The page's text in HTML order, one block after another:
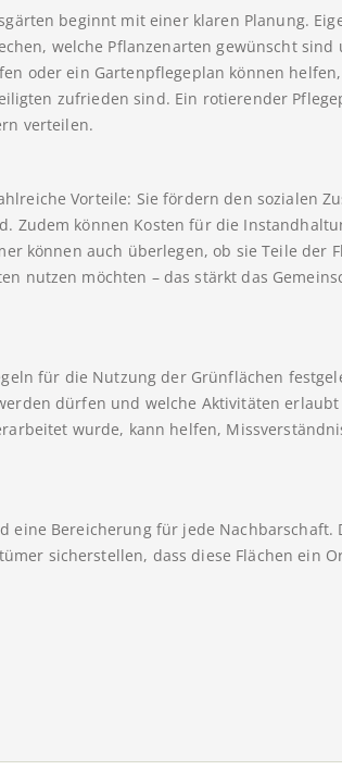
beginnt mit einer klaren Planung.
welche Pflanzenarten gewünscht sind
oder ein Gartenpflegeplan können
zufrieden sind. Ein rotierender
verteilen.
Vorteile: Sie fördern den sozialen
Zudem können Kosten für die
können auch überlegen, ob sie Teile der
nutzen möchten – das stärkt das
für die Nutzung der Grünflächen
dürfen und welche Aktivitäten erlaubt
wurde, kann helfen,
eine Bereicherung für jede Nachbarschaft.
sicherstellen, dass diese Flächen ein